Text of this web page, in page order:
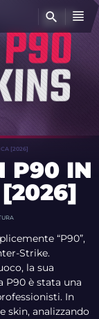
[2026]
P90 IN
[2026]
“P90”,
Strike.
la sua
P90 è stata una
In
skin, analizzando